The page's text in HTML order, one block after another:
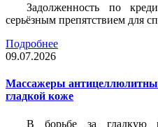
Задолженность по
серьёзным препятствием для
Подробнее
09.07.2026
Массажеры
гладкой коже
В борьбе за гладкую